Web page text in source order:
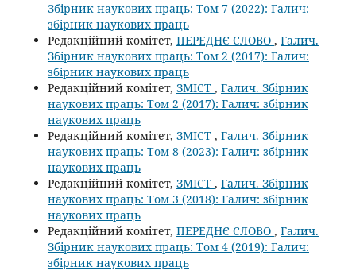
Збірник наукових праць: Том 7 (2022): Галич:
збірник наукових праць
Редакційний комітет, ПЕРЕДНЄ СЛОВО , Галич.
Збірник наукових праць: Том 2 (2017): Галич:
збірник наукових праць
Редакційний комітет, ЗМІСТ , Галич. Збірник
наукових праць: Том 2 (2017): Галич: збірник
наукових праць
Редакційний комітет, ЗМІСТ , Галич. Збірник
наукових праць: Том 8 (2023): Галич: збірник
наукових праць
Редакційний комітет, ЗМІСТ , Галич. Збірник
наукових праць: Том 3 (2018): Галич: збірник
наукових праць
Редакційний комітет, ПЕРЕДНЄ СЛОВО , Галич.
Збірник наукових праць: Том 4 (2019): Галич:
збірник наукових праць